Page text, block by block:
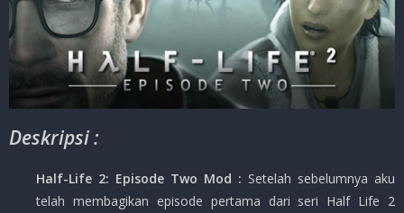
Deskripsi :
Half-Life 2: Episode Two Mod : Setelah sebelumnya aku
telah membagikan episode pertama dari seri Half Life 2